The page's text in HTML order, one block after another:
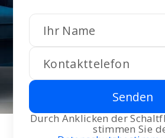
Senden
Durch Anklicken der
stimmen Sie